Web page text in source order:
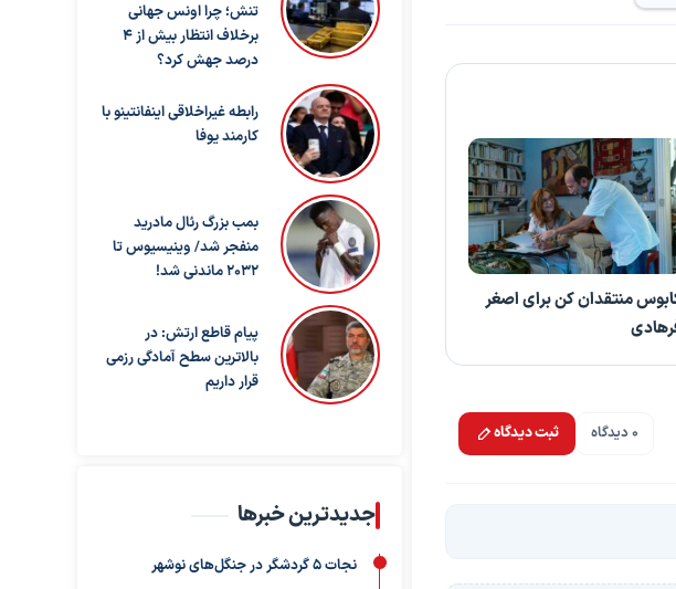
منتقدان کن برای اصغر
0 دیدگاه ثبت دیدگاه
تنش؛ چرا اونس جهانی
برخلاف انتظار بیش از ۴
درصد جهش کرد؟
رابطه غیراخلاقی اینفانتینو با
کارمند یوفا
بمب بزرگ رئال مادرید
منفجر شد/ وینیسیوس تا
۲۰۳۲ ماندنی شد!
پیام قاطع ارتش: در
بالاترین سطح آمادگی رزمی
قرار داریم
جدیدترین خبرها
نجات ۵ گردشگر در جنگل‌های نوشهر